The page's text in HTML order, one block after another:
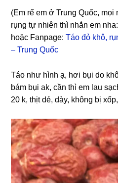
(Em rể em ở Trung Quốc,
rụng tự nhiên thì nhắn em
hoặc Fanpage:Táo đỏ khô,
– Trung Quốc
Táo như hình ạ, hơi bụi do
bám bụi ak, cần thì em lau
20 k, thịt dẻ, dày, không bị